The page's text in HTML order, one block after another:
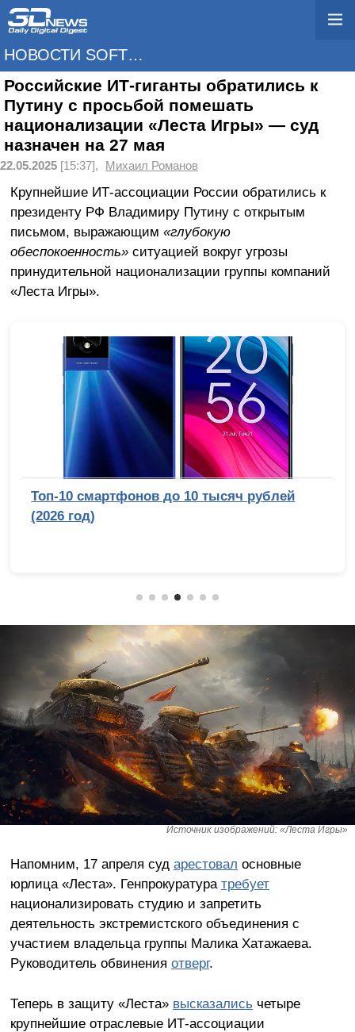
НОВОСТИ SOFTWARE
Российские ИТ-гиганты обратились к
Путину с просьбой помешать
национализации «Леста Игры» — суд
назначен на 27 мая
22.05.2025 [15:37], Михаил Романов
Крупнейшие ИТ-ассоциации России обратились к
президенту РФ Владимиру Путину с открытым
письмом, выражающим «глубокую
обеспокоенность»ситуацией вокруг угрозы
принудительной национализации группы компаний
«Леста Игры».
Топ-10 смартфонов до 10 тысяч рублей
(2026 год)
Источник изображений: «Леста Игры»
Напомним, 17 апреля суд арестовал основные
юрлица «Леста». Генпрокуратура требует
национализировать студию и запретить
деятельность экстремистского объединения с
участием владельца группы Малика Хатажаева.
Руководитель обвинения отверг.
Теперь в защиту «Леста» высказались четыре
крупнейшие отраслевые ИТ-ассоциации